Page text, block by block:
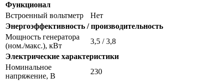
Функционал
Встроенный вольтметр
Нет
Энергоэффективность / производительность
Мощность генератора
(ном./макс.), кВт
3,5 / 3,8
Электрические характеристики
Номинальное
напряжение, В
230